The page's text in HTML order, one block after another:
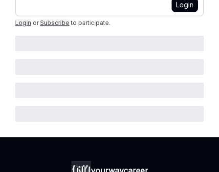
Login
Login or Subscribe to participate.